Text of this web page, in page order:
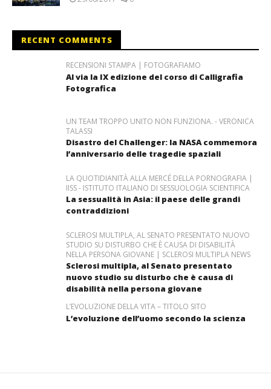
RECENT COMMENTS
RECENSIONI STAMPA | FOTOGRAFIAMO
Al via la IX edizione del corso di Calligrafia
Fotografica
UN TEAM TROPPO UNITO NON FUNZIONA. - VERONICA
TALASSI
Disastro del Challenger: la NASA commemora
l’anniversario delle tragedie spaziali
LA QUOTIDIANITÀ ALLA MERCÉ DELLA PORNOGRAFIA |
IISS - ISTITUTO ITALIANO DI SESSUOLOGIA SCIENTIFICA
La sessualità in Asia: il paese delle grandi
contraddizioni
SCLEROSI MULTIPLA, AL SENATO PRESENTATO NUOVO
STUDIO SU DISTURBO CHE È CAUSA DI DISABILITÀ
NELLA PERSONA GIOVANE | SCLEROSI MULTIPLA NEWS
Sclerosi multipla, al Senato presentato
nuovo studio su disturbo che è causa di
disabilità nella persona giovane
L’EVOLUZIONE DELLA VITA – TITOLO SITO
L’evoluzione dell’uomo secondo la scienza